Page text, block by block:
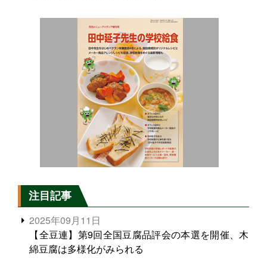
注目記事
2025年09月11日
【全豆連】第9回全国豆腐品評会の本選を開催、木
綿豆腐は多様化がみられる